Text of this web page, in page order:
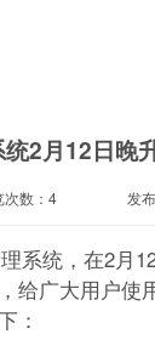
2月12日晚
次数：4 发
系统，在2月
给广大用户使
：